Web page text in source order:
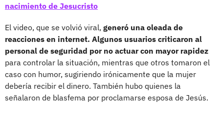
nacimiento de Jesucristo
El video, que se volvió viral, generó una oleada de
reacciones en internet. Algunos usuarios criticaron al
personal de seguridad por no actuar con mayor rapidez
para controlar la situación, mientras que otros tomaron el
caso con humor, sugiriendo irónicamente que la mujer
debería recibir el dinero. También hubo quienes la
señalaron de blasfema por proclamarse esposa de Jesús.